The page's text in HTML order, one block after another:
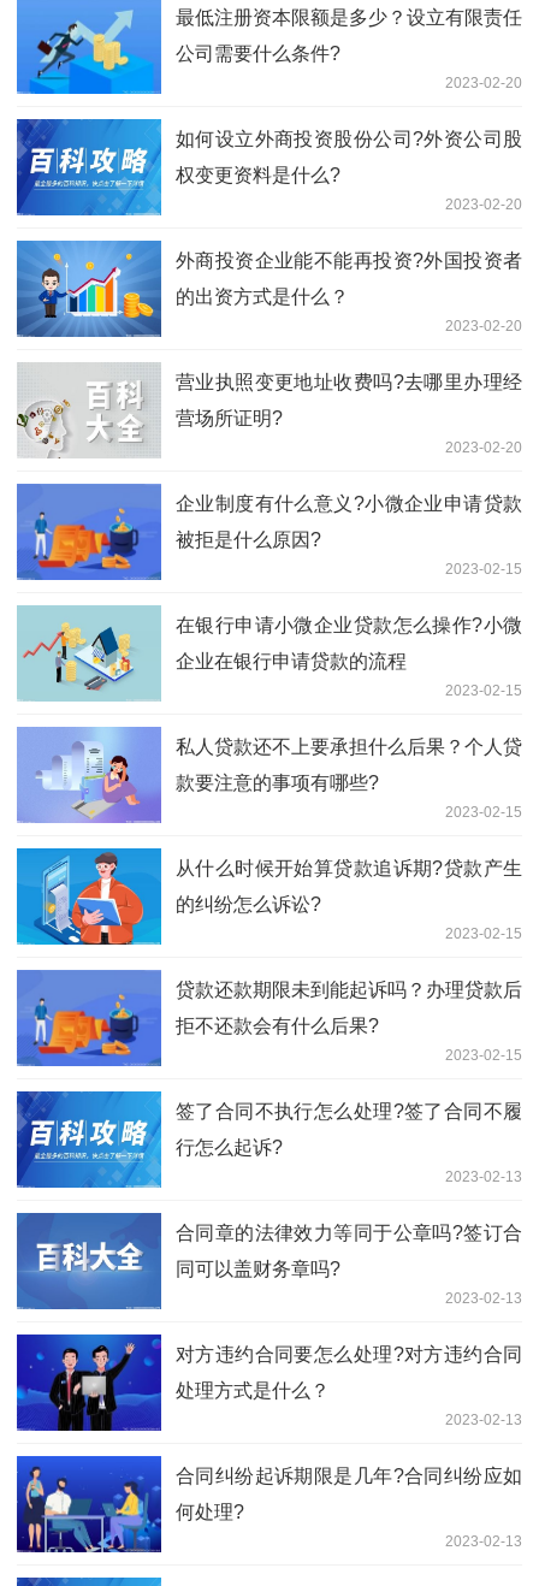
最低注册资本限额是多少？设立有限责任
公司需要什么条件?
2023-02-20
如何设立外商投资股份公司?外资公司股
权变更资料是什么?
2023-02-20
外商投资企业能不能再投资?外国投资者
的出资方式是什么？
2023-02-20
营业执照变更地址收费吗?去哪里办理经
营场所证明?
2023-02-20
企业制度有什么意义?小微企业申请贷款
被拒是什么原因?
2023-02-15
在银行申请小微企业贷款怎么操作?小微
企业在银行申请贷款的流程
2023-02-15
私人贷款还不上要承担什么后果？个人贷
款要注意的事项有哪些?
2023-02-15
从什么时候开始算贷款追诉期?贷款产生
的纠纷怎么诉讼?
2023-02-15
贷款还款期限未到能起诉吗？办理贷款后
拒不还款会有什么后果?
2023-02-15
签了合同不执行怎么处理?签了合同不履
行怎么起诉?
2023-02-13
合同章的法律效力等同于公章吗?签订合
同可以盖财务章吗?
2023-02-13
对方违约合同要怎么处理?对方违约合同
处理方式是什么？
2023-02-13
合同纠纷起诉期限是几年?合同纠纷应如
何处理?
2023-02-13